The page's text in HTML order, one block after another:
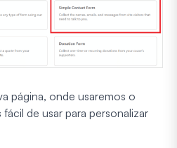
página, onde usaremos o
de usar para personalizar